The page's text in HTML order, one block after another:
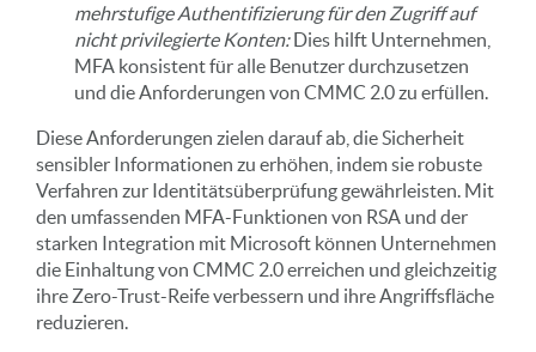
mehrstufige Authentifizierung für den Zugriff auf
nicht privilegierte Konten:Dies hilft Unternehmen,
MFA konsistent für alle Benutzer durchzusetzen
und die Anforderungen von CMMC 2.0 zu erfüllen.
Diese Anforderungen zielen darauf ab, die Sicherheit
sensibler Informationen zu erhöhen, indem sie robuste
Verfahren zur Identitätsüberprüfung gewährleisten. Mit
den umfassenden MFA-Funktionen von RSA und der
starken Integration mit Microsoft können Unternehmen
die Einhaltung von CMMC 2.0 erreichen und gleichzeitig
ihre Zero-Trust-Reife verbessern und ihre Angriffsfläche
reduzieren.